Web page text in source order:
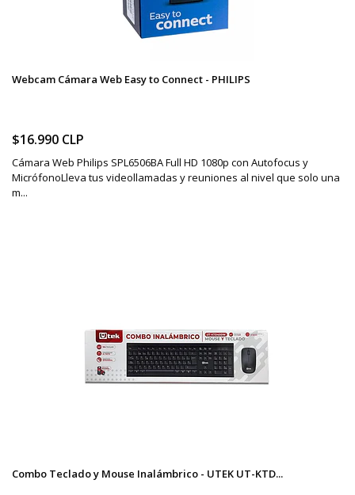
Webcam Cámara Web Easy to Connect - PHILIPS
$16.990 CLP
Cámara Web Philips SPL6506BA Full HD 1080p con Autofocus y
MicrófonoLleva tus videollamadas y reuniones al nivel que solo una
m...
Combo Teclado y Mouse Inalámbrico - UTEK UT-KTD...